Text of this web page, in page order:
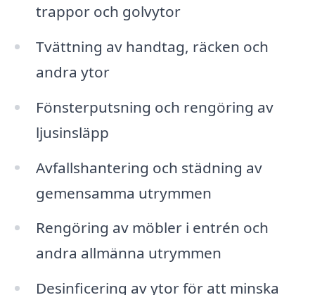
trappor och golvytor
Tvättning av handtag, räcken och
andra ytor
Fönsterputsning och rengöring av
ljusinsläpp
Avfallshantering och städning av
gemensamma utrymmen
Rengöring av möbler i entrén och
andra allmänna utrymmen
Desinficering av ytor för att minska